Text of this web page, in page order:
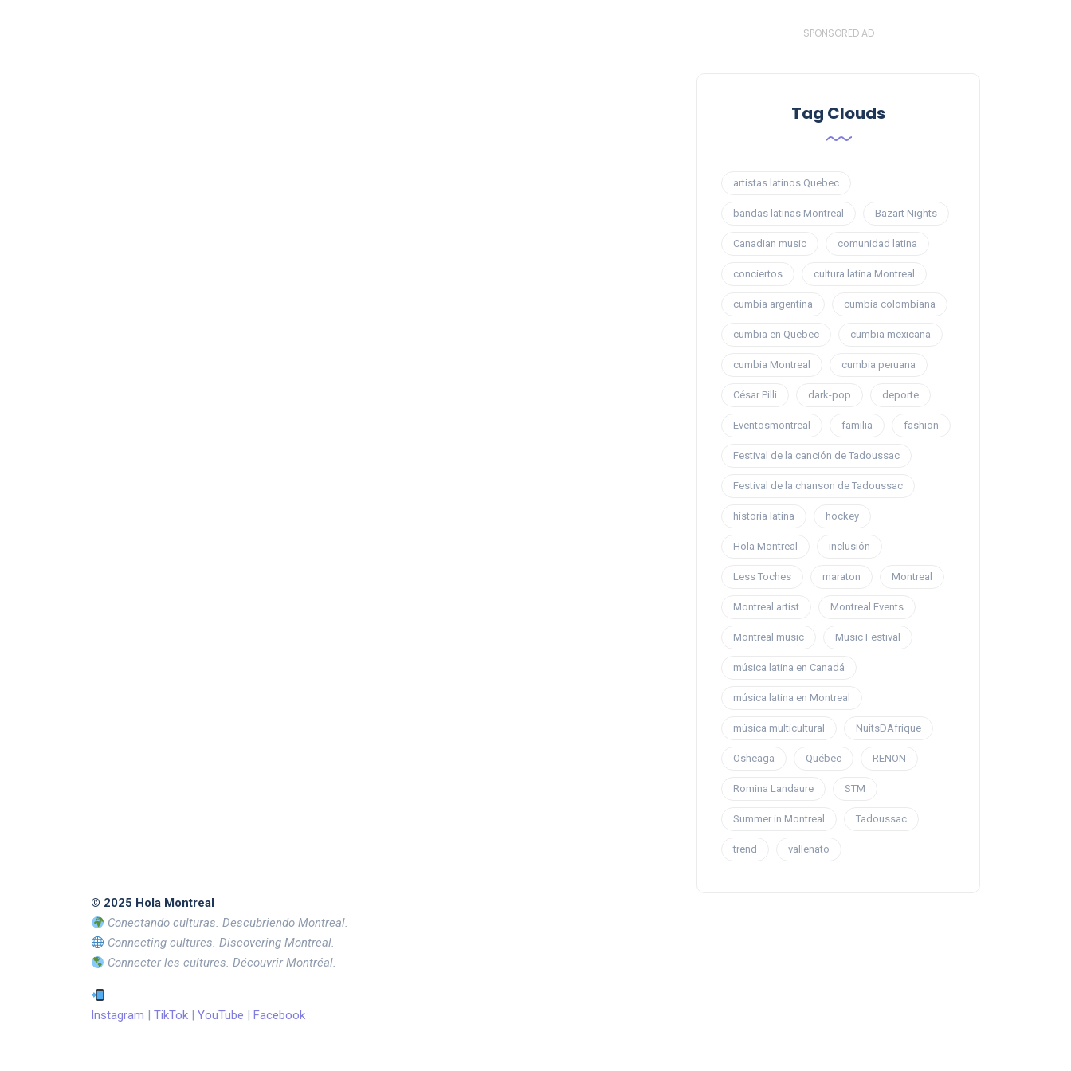
- SPONSORED AD -
Tag Clouds
artistas latinos Quebec
bandas latinas Montreal Bazart Nights
Canadian music comunidad latina
conciertos cultura latina Montreal
cumbia argentina cumbia colombiana
cumbia en Quebec cumbia mexicana
cumbia Montreal cumbia peruana
César Pilli dark-pop deporte
Eventosmontreal familia fashion
Festival de la canción de Tadoussac
Festival de la chanson de Tadoussac
historia latina hockey
Hola Montreal inclusión
Less Toches maraton Montreal
Montreal artist Montreal Events
Montreal music Music Festival
música latina en Canadá
música latina en Montreal
música multicultural NuitsDAfrique
Osheaga Québec RENON
Romina Landaure STM
Summer in Montreal Tadoussac
trend vallenato
© 2025 Hola Montreal
Conectando culturas. Descubriendo Montreal.
Connecting cultures. Discovering Montreal.
Connecter les cultures. Découvrir Montréal.
Instagram | TikTok | YouTube | Facebook